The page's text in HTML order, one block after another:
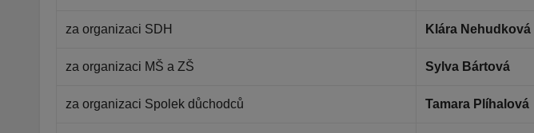
za organizaci SDH Klára Nehudková
za organizaci MŠ a ZŠ Sylva Bártová
za organizaci Spolek důchodců Tamara Plíhalová